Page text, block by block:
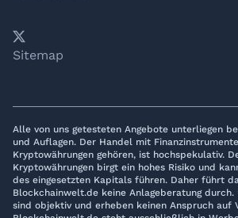
YouTube
𝕏LinkedIn
Telegram
Sitemap
Alle von uns getesteten Angebote unterliegen
und Auflagen. Der Handel mit
Kryptowährungen gehören, ist hochspekulativ.
Kryptowährungen birgt ein hohes Risiko und
des eingesetzten Kapitals führen. Daher führt
Blockchainwelt.de keine Anlageberatung durch.
sind objektiv und erheben keinen Anspruch auf